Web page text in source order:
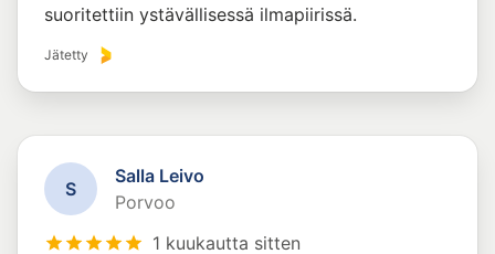
suoritettiin ystävällisessä ilmapiirissä.
Jätetty
S
Salla Leivo
Porvoo
1 kuukautta sitten